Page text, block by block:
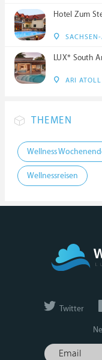
Hotel Zum
LUX* South
ARI ATOLL
THEMEN
Wellness
Wellnessreisen
Twitter